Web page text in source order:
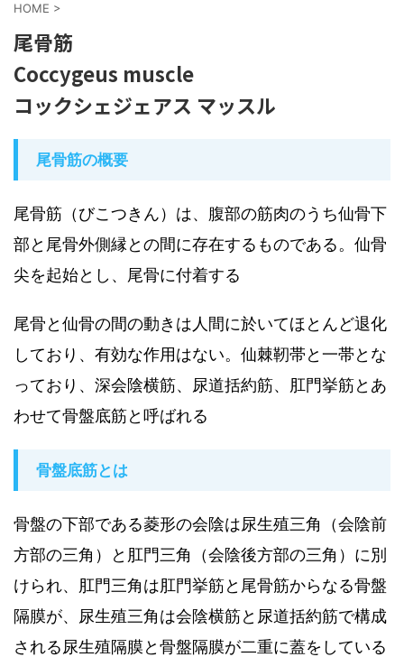
HOME >
尾骨筋
Coccygeus muscle
コックシェジェアス マッスル
尾骨筋の概要
尾骨筋（びこつきん）は、腹部の筋肉のうち仙骨下
部と尾骨外側縁との間に存在するものである。仙骨
尖を起始とし、尾骨に付着する
尾骨と仙骨の間の動きは人間に於いてほとんど退化
しており、有効な作用はない。仙棘靭帯と一帯とな
っており、深会陰横筋、尿道括約筋、肛門挙筋とあ
わせて骨盤底筋と呼ばれる
骨盤底筋とは
骨盤の下部である菱形の会陰は尿生殖三角（会陰前
方部の三角）と肛門三角（会陰後方部の三角）に別
けられ、肛門三角は肛門挙筋と尾骨筋からなる骨盤
隔膜が、尿生殖三角は会陰横筋と尿道括約筋で構成
される尿生殖隔膜と骨盤隔膜が二重に蓋をしている